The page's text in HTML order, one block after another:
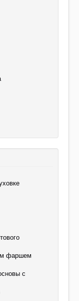
фаршем
с